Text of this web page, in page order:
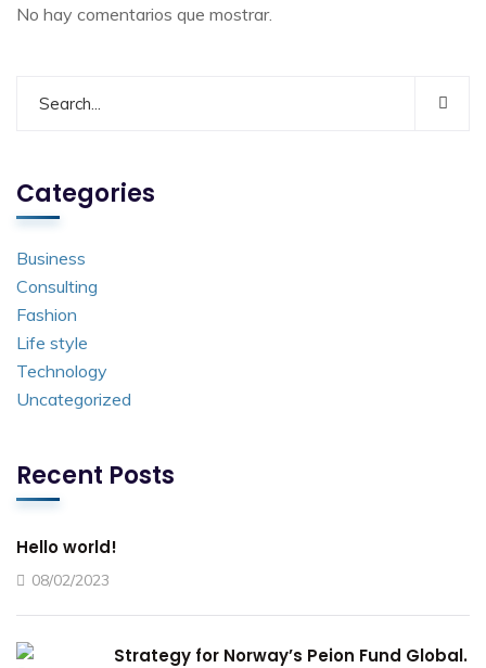
No hay comentarios que mostrar.
Categories
Business
Consulting
Fashion
Life style
Technology
Uncategorized
Recent Posts
Hello world!
08/02/2023
Strategy for Norway’s Peion Fund Global.